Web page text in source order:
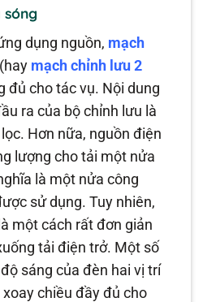
sóng
dụng nguồn, mạch
(hay mạch chỉnh lưu 2
đủ cho tác vụ. Nội dung
ra của bộ chỉnh lưu là
Hơn nữa, nguồn điện
lượng cho tải một nửa
là một nửa công
sử dụng. Tuy nhiên,
một cách rất đơn giản
tải điện trở. Một số
sáng của đèn hai vị trí
chiều đầy đủ cho